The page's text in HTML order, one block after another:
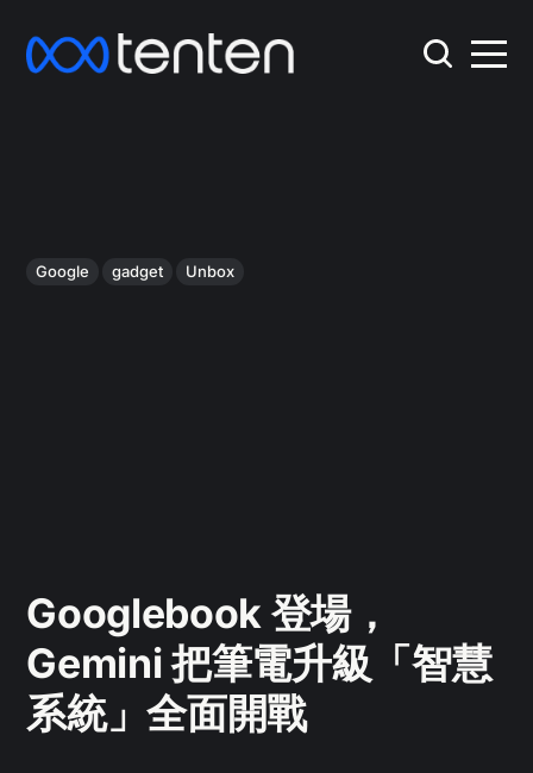
Google gadget Unbox
Googlebook 登場，
Gemini 把筆電升級「智慧
系統」全面開戰